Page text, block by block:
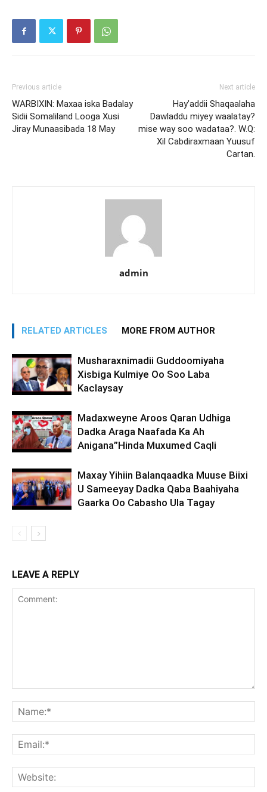
Previous article
WARBIXIN: Maxaa iska Badalay
Sidii Somaliland Looga Xusi
Jiray Munaasibada 18 May
Next article
Hay’addii Shaqaalaha
Dawladdu miyey waalatay?
mise way soo wadataa?. W.Q:
Xil Cabdiraxmaan Yuusuf
Cartan.
admin
RELATED ARTICLES MORE FROM AUTHOR
Musharaxnimadii Guddoomiyaha
Xisbiga Kulmiye Oo Soo Laba
Kaclaysay
Madaxweyne Aroos Qaran Udhiga
Dadka Araga Naafada Ka Ah
Anigana”Hinda Muxumed Caqli
Maxay Yihiin Balanqaadka Muuse Biixi
U Sameeyay Dadka Qaba Baahiyaha
Gaarka Oo Cabasho Ula Tagay
LEAVE A REPLY